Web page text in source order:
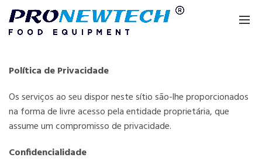
Política de Privacidade
Os serviços ao seu dispor neste sítio são-lhe proporcionados
na forma de livre acesso pela entidade proprietária, que
assume um compromisso de privacidade.
Confidencialidade